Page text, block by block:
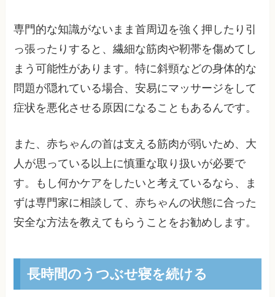
専門的な知識がないまま首周辺を強く押したり引
っ張ったりすると、繊細な筋肉や靭帯を傷めてし
まう可能性があります。特に斜頸などの身体的な
問題が隠れている場合、安易にマッサージをして
症状を悪化させる原因になることもあるんです。
また、赤ちゃんの首は支える筋肉が弱いため、大
人が思っている以上に慎重な取り扱いが必要で
す。もし何かケアをしたいと考えているなら、ま
ずは専門家に相談して、赤ちゃんの状態に合った
安全な方法を教えてもらうことをお勧めします。
長時間のうつぶせ寝を続ける